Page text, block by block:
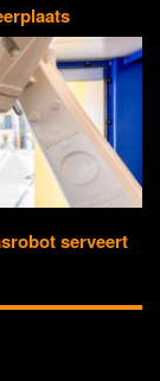
serveert